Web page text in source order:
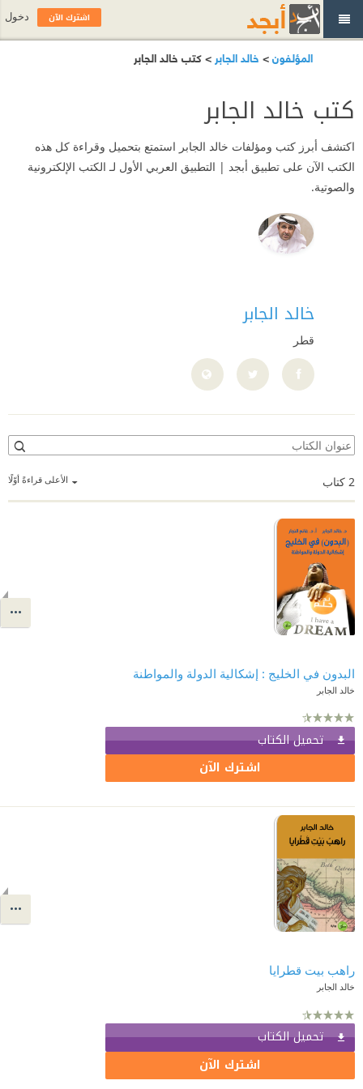
المؤلفون> خالد الجابر > كتب خالد الجابر
كتب خالد الجابر
اكتشف أبرز كتب ومؤلفات خالد الجابر استمتع بتحميل وقراءة كل هذه
الكتب الآن على تطبيق أبجد | التطبيق العربي الأول لـ الكتب الإلكترونية
والصوتية.
خالد الجابر
قطر
الأعلى قراءةً أوّلًا 2 كتاب
البدون في الخليج : إشكالية الدولة والمواطنة
خالد الجابر
تحميل الكتاب
اشترك الآن
راهب بيت قطرايا
خالد الجابر
تحميل الكتاب
اشترك الآن
اشترك الآن دخول